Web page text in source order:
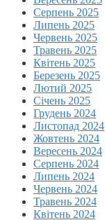
Серпень 2025
Липень 2025
Червень 2025
Травень 2025
Квітень 2025
Березень 2025
Лютий 2025
Січень 2025
Грудень 2024
Листопад 2024
Жовтень 2024
Вересень 2024
Серпень 2024
Липень 2024
Червень 2024
Травень 2024
Квітень 2024